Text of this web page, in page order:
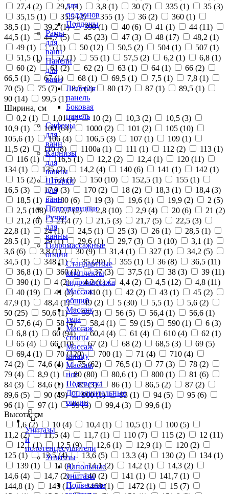
для
поддонов
Поддоны
Рамы
для
ванн
Панели
для
ванн
Лицевая
панель
Боковая
панель
Сифоны
для
ванн
Карнизы
для
ванны
Шторки
для
ванн
Подголовники
Ручки
для
ванны
Гидромассажные
опции
Стандартные
комплекты
гидромассажа
Массаж
общий
Массаж
тела
Массаж
спины
Массаж
шиацу
Массаж
ног
Подсветка
Дополнительные
опции
Унитазы
и
полотенцесушители
Унитазы
Напольные
унитазы
Подвесные
27,4 (2) 29,5 (1) 3,8 (1) 30 (7) 335 (1) 35 (3)
35,15 (1) 35,5 (2) 355 (1) 36 (2) 360 (1)
38,5 (1) 39,2 (1) 390 (1) 40 (6) 41 (1) 44 (11)
44,5 (1) 44,7 (5) 45 (23) 47 (3) 48 (17) 48,2 (1)
49 (1) 5 (1) 50 (12) 50,5 (2) 504 (1) 507 (1)
51,5 (1) 52 (1) 55 (1) 57,5 (2) 6,2 (1) 6,8 (1)
60 (2) 61 (2) 62 (2) 63 (1) 64 (1) 66 (2)
66,5 (1) 67 (1) 68 (1) 69,5 (1) 7,5 (1) 7,8 (1)
70 (5) 75 (7) 8,7 (2) 80 (17) 87 (1) 89,5 (1)
90 (14) 99,5 (1)
Ширина, см
0,2 (1) 1,01 (1) 10 (2) 10,3 (2) 10,5 (3)
10,9 (1) 100 (64) 1000 (2) 101 (2) 105 (10)
105,6 (1) 106 (4) 106,5 (3) 107 (1) 109 (1)
11,5 (2) 110 (8) 1100а (1) 111 (1) 112 (2) 113 (1)
116 (1) 116,5 (1) 12,2 (2) 12,4 (1) 120 (11)
134 (1) 135 (2) 14,2 (4) 140 (6) 141 (1) 142 (1)
15 (2) 15,9 (1) 150 (10) 152,5 (1) 155 (1)
16,5 (3) 17,9 (3) 170 (2) 18 (2) 18,3 (1) 18,4 (3)
18,5 (1) 180 (6) 19 (3) 19,6 (1) 19,9 (2) 2 (5)
2,5 (108) 2,7 (2) 2,8 (10) 2,9 (4) 20 (6) 21 (2)
21,2 (6) 21,4 (7) 21,5 (3) 21,7 (5) 22,5 (3)
22,8 (1) 24 (1) 24,5 (1) 25 (3) 26 (1) 28,5 (1)
28.5 (1) 29 (1) 29,6 (1) 29,7 (3) 3 (10) 3,1 (1)
3,6 (6) 3,8 (1) 30 (9) 31,4 (1) 327 (1) 34,2 (5)
34,5 (1) 348 (1) 35 (20) 355 (1) 36 (8) 36,5 (11)
36,8 (1) 360 (1) 37 (3) 37,5 (1) 38 (3) 39 (11)
390 (1) 4 (2) 4,2 (1) 4,4 (2) 4,5 (12) 4,8 (11)
40 (19) 41 (2) 410 (1) 42 (2) 43 (1) 45 (2)
47,9 (1) 48,4 (1) 49 (2) 5 (30) 5,5 (1) 5,6 (2)
50 (25) 50,6 (1) 55 (3) 56 (5) 56,4 (1) 56,6 (1)
57,6 (4) 58 (4) 58,4 (1) 59 (15) 590 (1) 6 (3)
6,8 (1) 60 (94) 60,4 (4) 61 (4) 610 (4) 62 (1)
65 (4) 66 (10) 67 (2) 68 (2) 68,5 (3) 69 (5)
69,4 (1) 70 (120) 700 (1) 71 (4) 710 (4)
74 (2) 74,6 (4) 75 (62) 76,5 (1) 77 (3) 78 (2)
79 (4) 8,9 (1) 80 (80) 80,6 (1) 800 (1) 81 (6)
84 (3) 84,6 (1) 85 (3) 86 (1) 86,5 (2) 87 (2)
89,6 (5) 90 (49) 900 (1) 93 (1) 94 (5) 95 (6)
96 (1) 97 (1) 99 (3) 99,4 (3) 99,6 (1)
Высота, см
1,6 (2) 10 (4) 10,4 (1) 10,5 (1) 100 (5)
11,2 (2) 11,5 (4) 11,7 (1) 110 (7) 115 (2) 12 (11)
12,1 (1) 12,5 (9) 12,6 (1) 12,9 (1) 120 (2)
125 (1) 13,5 (4) 13,6 (5) 13.3 (4) 130 (2) 134 (1)
139 (1) 14 (1) 14,1 (2) 14,2 (1) 14,3 (2)
14,6 (4) 14,7 (2) 140 (2) 141 (1) 141,7 (1)
144,8 (1) 145 (1) 1468 (1) 1472 (1) 15 (7)